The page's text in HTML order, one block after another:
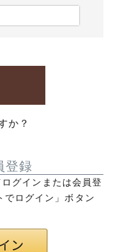
か？
登録
グインまたは会員登
でログイン」ボタン